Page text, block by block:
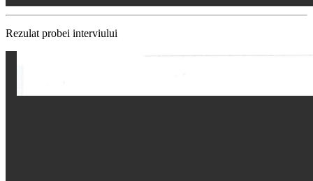
Rezulat probei interviului